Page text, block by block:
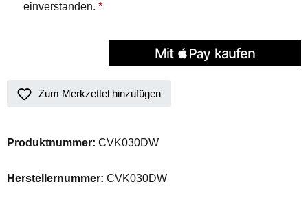
einverstanden. *
Zum Merkzettel hinzufügen
Produktnummer: CVK030DW
Herstellernummer: CVK030DW